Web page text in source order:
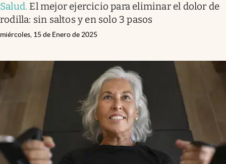
Salud. El mejor ejercicio para eliminar el dolor de
rodilla: sin saltos y en solo 3 pasos
miércoles, 15 de Enero de 2025